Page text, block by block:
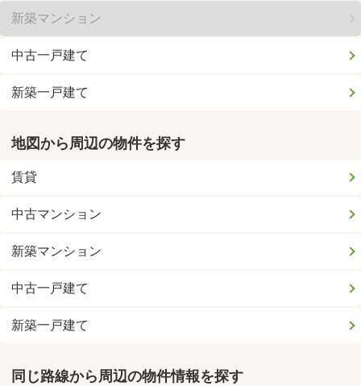
新築マンション
中古一戸建て
新築一戸建て
地図から周辺の物件を探す
賃貸
中古マンション
新築マンション
中古一戸建て
新築一戸建て
同じ路線から周辺の物件情報を探す